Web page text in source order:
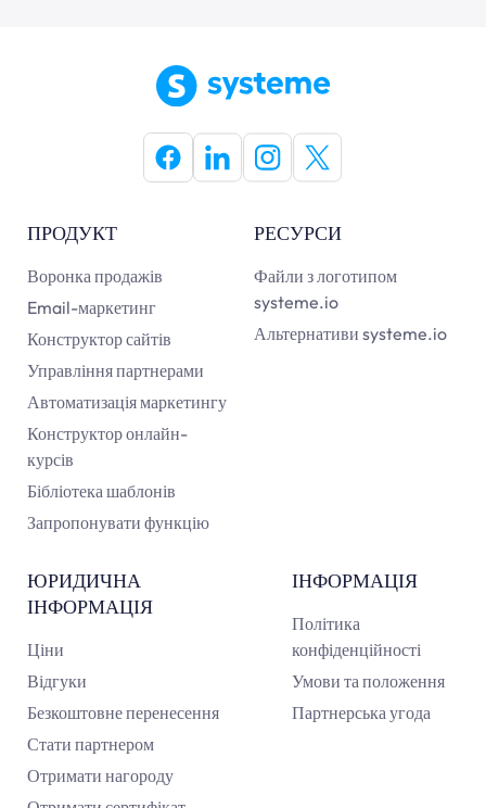
ПРОДУКТ
Воронка продажів
Email-маркетинг
Конструктор сайтів
Управління партнерами
Автоматизація маркетингу
Конструктор онлайн-
курсів
Бібліотека шаблонів
Запропонувати функцію
РЕСУРСИ
Файли з логотипом
systeme.io
Альтернативи systeme.io
ЮРИДИЧНА
ІНФОРМАЦІЯ
Ціни
Відгуки
Безкоштовне перенесення
Стати партнером
Отримати нагороду
ІНФОРМАЦІЯ
Політика
конфіденційності
Умови та положення
Партнерська угода